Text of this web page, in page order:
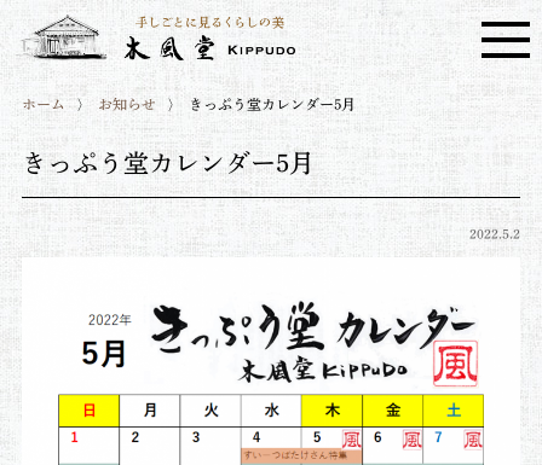
ホーム お知らせ きっぷう堂カレンダー5月
きっぷう堂カレンダー5月
2022.5.2